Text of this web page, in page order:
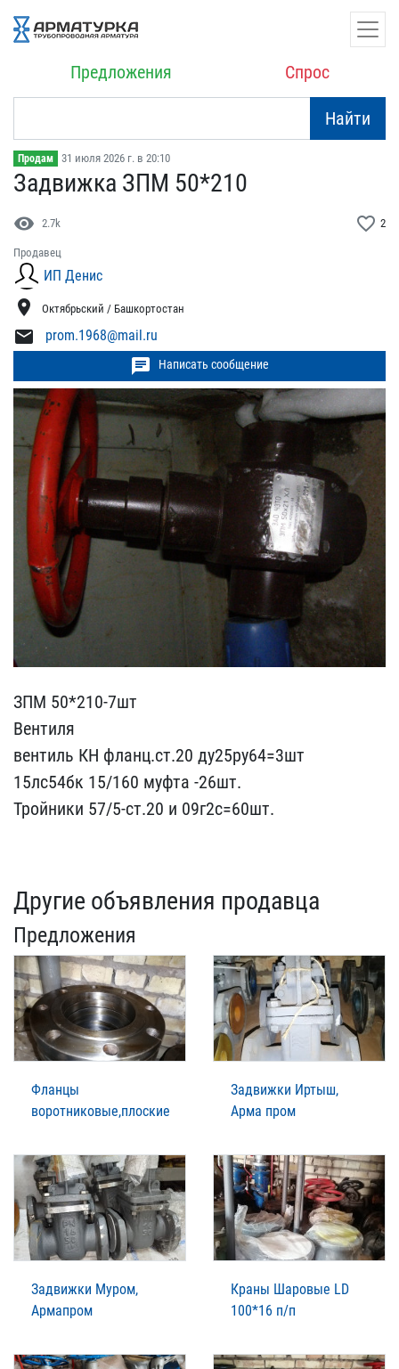
Предложения Спрос
Найти
Продам 31 июля 2026 г. в 20:10
Задвижка ЗПМ 50*210
visibility 2.7k favorite_border 2
Продавец
ИП Денис
location_on Октябрьский / Башкортостан
mail prom.1968@mail.ru
chat Написать сообщение
ЗПМ 50*210-7шт
Вентиля
в​ентиль КН фланц.ст.20 д​у25ру64=3шт
15лс54бк 15/​160 муфта -26шт.
Тройник​и 57/5-ст.20 и 09г2с=60ш​т.
Другие объявления продавца
Предложения
Фланцы
воротниковые,плоские
Задвижки Иртыш,
Арма пром
Задвижки Муром,
Армапром
Краны Шаровые LD
100*16 п/п